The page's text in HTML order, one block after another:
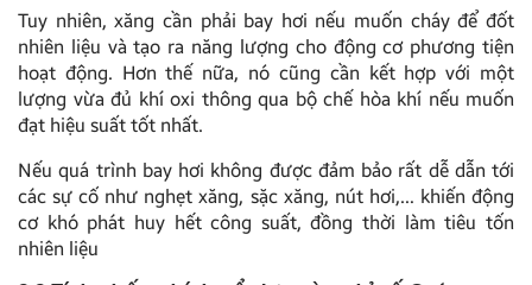
Tuy nhiên, xăng cần phải bay hơi nếu muốn cháy để đốt
nhiên liệu và tạo ra năng lượng cho động cơ phương tiện
hoạt động. Hơn thế nữa, nó cũng cần kết hợp với một
lượng vừa đủ khí oxi thông qua bộ chế hòa khí nếu muốn
đạt hiệu suất tốt nhất.
Nếu quá trình bay hơi không được đảm bảo rất dễ dẫn tới
các sự cố như nghẹt xăng, sặc xăng, nút hơi,… khiến động
cơ khó phát huy hết công suất, đồng thời làm tiêu tốn
nhiên liệu